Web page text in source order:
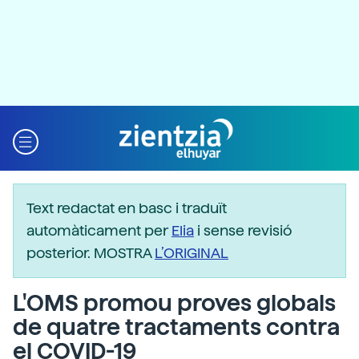
Text redactat en basc i traduït
automàticament perElia i sense revisió
posterior. MOSTRAL’ORIGINAL
L'OMS promou proves globals
de quatre tractaments contra
el COVID-19